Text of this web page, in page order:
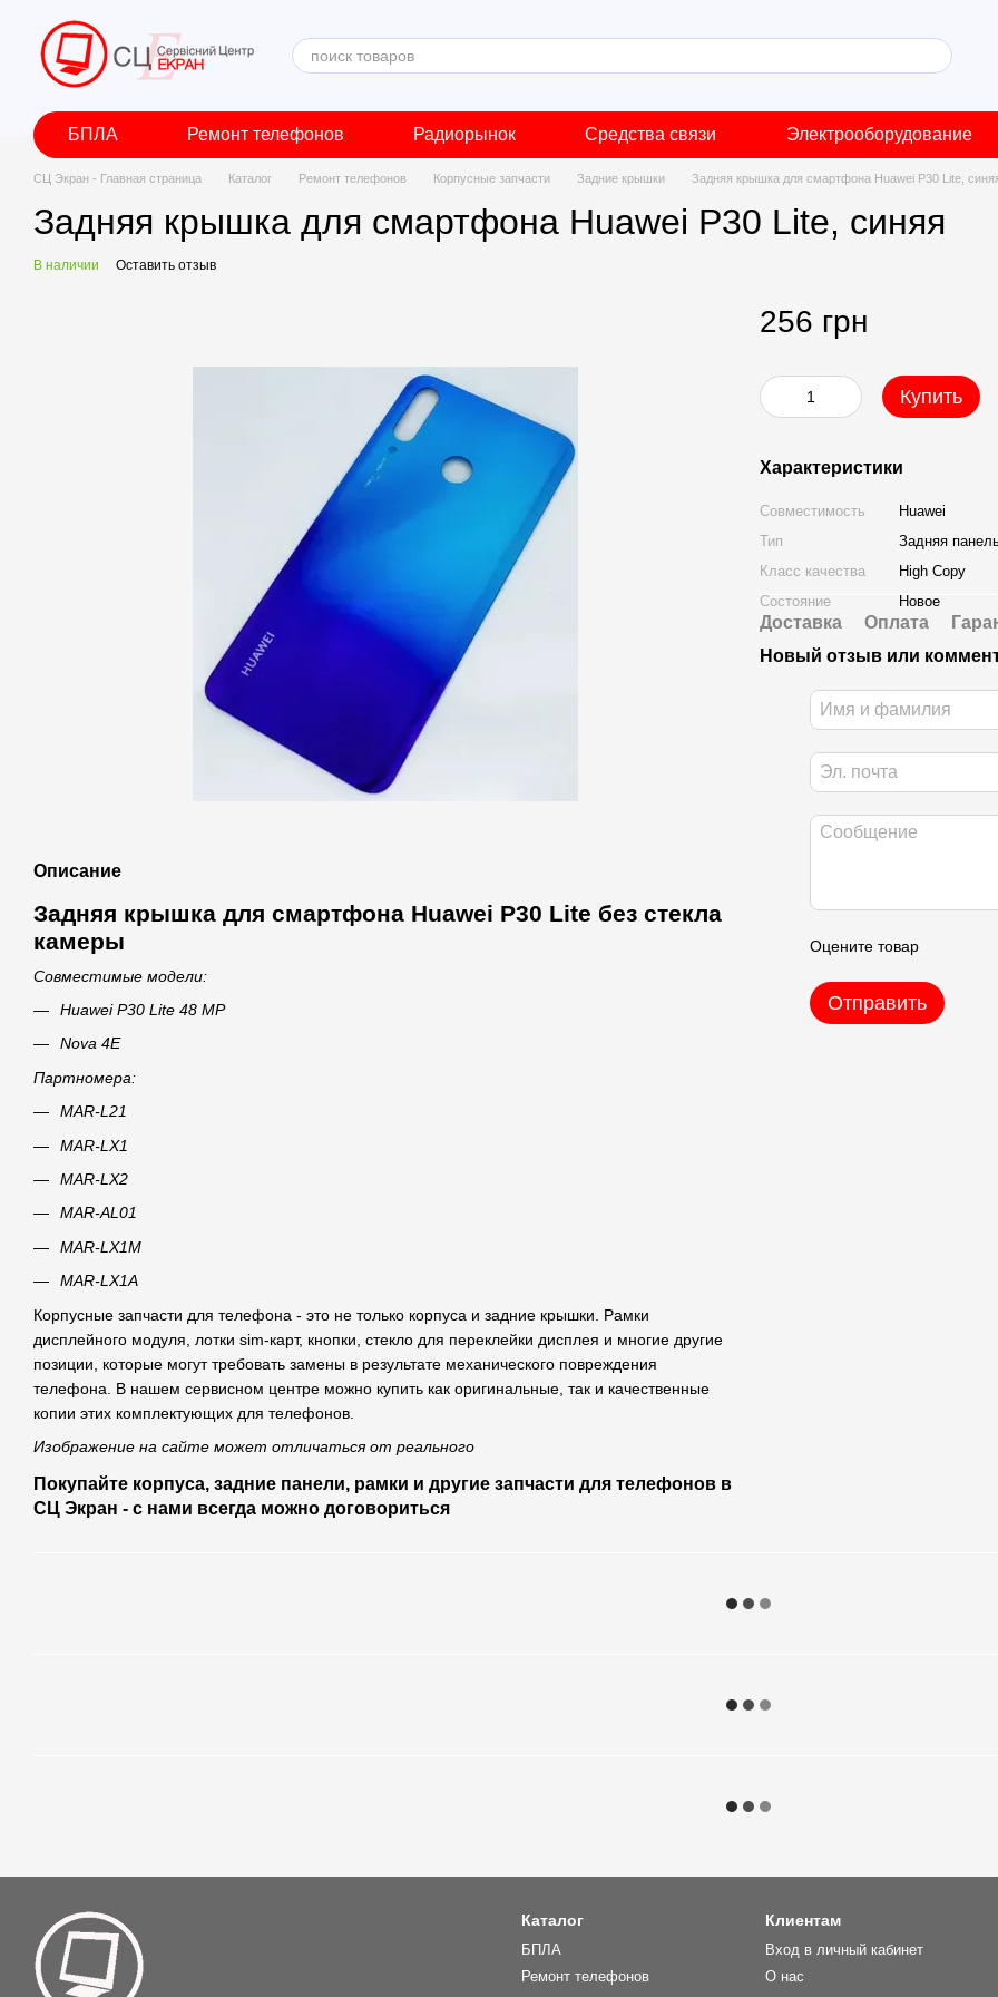
Перейти к основному контенту
БПЛА Ремонт телефонов Радиорынок Средства связи Электрооборудование
СЦ Экран - Главная страница Каталог Ремонт телефонов Корпусные запчасти Задние крышки Задняя крышка для смартфона Huawei P30 Lite,
Задняя крышка для смартфона Huawei P30 Lite, синяя
В наличии Оставить отзыв
Описание
Задняя крышка для смартфона Huawei P30 Lite без стекла
камеры
Совместимые модели:
Huawei P30 Lite 48 MP
Nova 4E
Партномера:
MAR-L21
MAR-LX1
MAR-LX2
MAR-AL01
MAR-LX1M
MAR-LX1A
Корпусные запчасти для телефона - это не только корпуса и задние крышки. Рамки
дисплейного модуля, лотки sim-карт, кнопки, стекло для переклейки дисплея и многие другие
позиции, которые могут требовать замены в результате механического повреждения
телефона. В нашем сервисном центре можно купить как оригинальные, так и качественные
копии этих комплектующих для телефонов.
Изображение на сайте может отличаться от реального
Покупайте корпуса, задние панели, рамки и другие запчасти для телефонов в
СЦ Экран - с нами всегда можно договориться
256 грн
Купить
Характеристики
Совместимость
Huawei
Тип
Задняя
Класс качества
High Copy
Состояние
Новое
Доставка Оплата
Новый отзыв или
Оцените товар
Отправить
Каталог
БПЛА
Ремонт телефонов
Клиентам
Вход в личный кабинет
О нас